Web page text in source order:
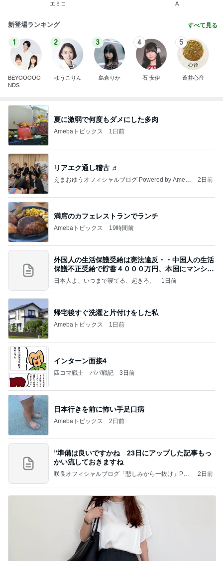
エミコ
A
新登場ランキング すべて見る
1
BEYOOOOO
NDS
2
ゆうこりん
3
島倉りか
4
石 安伊
5
蒼井心音
夏に激弱で何度もダメにした多肉
Amebaトピックス 1日前
リアエク通し稽古 ♬
えまおゆうオフィシャルブログ Powered by Ameb
2日前
満席のカフェレストランでランチ
Amebaトピックス 19時間前
外国人の生活保護受給は憲法違反・・中国人の生活
保護不正受給で貯蓄４０００万円、本国にマンショ
ンを
日本人よ、いつまで寝てる、起きろ。 1日前
帰宅後すぐ洗濯と片付けをした私
Amebaトピックス 1日前
インターン面接4
四コマ戦士 パパ戦記 3日前
日本行きを前に怖い手足口病
Amebaトピックス 2日前
”準備は良いですかね 23日にアップした記事もっ
かい流しておきますね
咲良オフィシャルブログ「悲しみから一抜け」Pow
2日前